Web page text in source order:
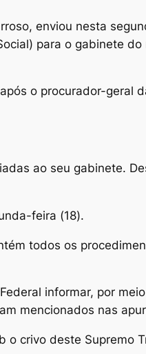
enviou nesta
para o gabinete do
o procurador-geral
ao seu gabinete.
feira (18).
todos os
informar, por
mencionados nas
o crivo deste Supremo